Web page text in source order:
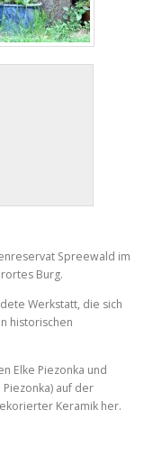
Spreewald im
Burg.
Werkstatt, die sich
historischen
Elke Piezonka und
auf der
Keramik her.